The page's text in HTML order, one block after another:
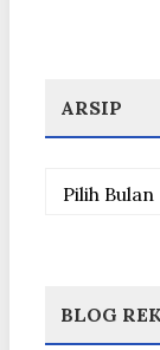
ARSIP
Arsip
BLOG